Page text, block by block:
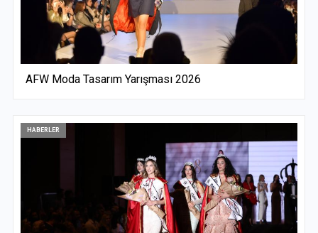
AFW Moda Tasarım Yarışması 2026
HABERLER